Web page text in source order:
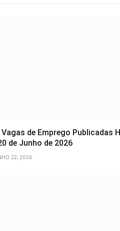
Vagas de Emprego Publicadas
de Junho de 2026
22, 2026